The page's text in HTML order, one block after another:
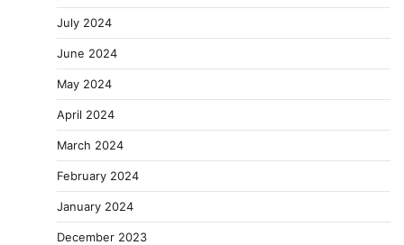
July 2024
June 2024
May 2024
April 2024
March 2024
February 2024
January 2024
December 2023